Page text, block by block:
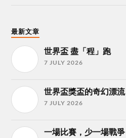
最新文章
世界盃 盡「程」跑
7 JULY 2026
世界盃獎盃的奇幻漂流
7 JULY 2026
一場比賽，少一場戰爭